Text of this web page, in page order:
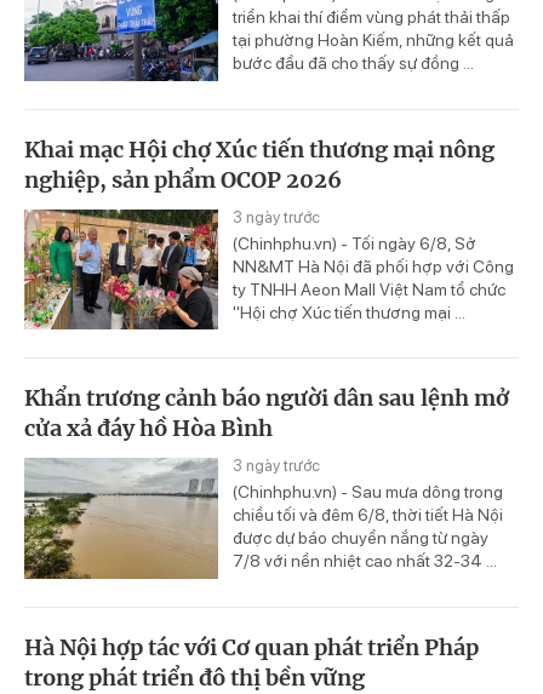
triển khai thí điểm vùng phát thải thấp
tại phường Hoàn Kiếm, những kết quả
bước đầu đã cho thấy sự đồng ...
Khai mạc Hội chợ Xúc tiến thương mại nông
nghiệp, sản phẩm OCOP 2026
3 ngày trước
(Chinhphu.vn) - Tối ngày 6/8, Sở
NN&MT Hà Nội đã phối hợp với Công
ty TNHH Aeon Mall Việt Nam tổ chức
"Hội chợ Xúc tiến thương mại ...
Khẩn trương cảnh báo người dân sau lệnh mở
cửa xả đáy hồ Hòa Bình
3 ngày trước
(Chinhphu.vn) - Sau mưa dông trong
chiều tối và đêm 6/8, thời tiết Hà Nội
được dự báo chuyển nắng từ ngày
7/8 với nền nhiệt cao nhất 32-34 ...
Hà Nội hợp tác với Cơ quan phát triển Pháp
trong phát triển đô thị bền vững